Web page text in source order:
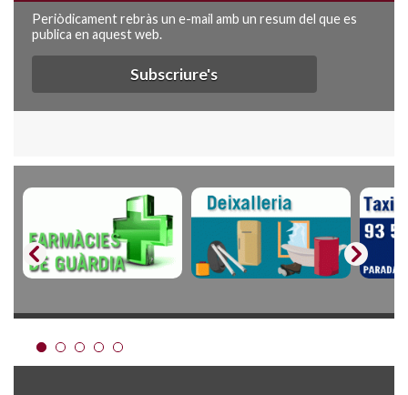
Periòdicament rebràs un e-mail amb un resum del que es
publica en aquest web.
Subscriure's